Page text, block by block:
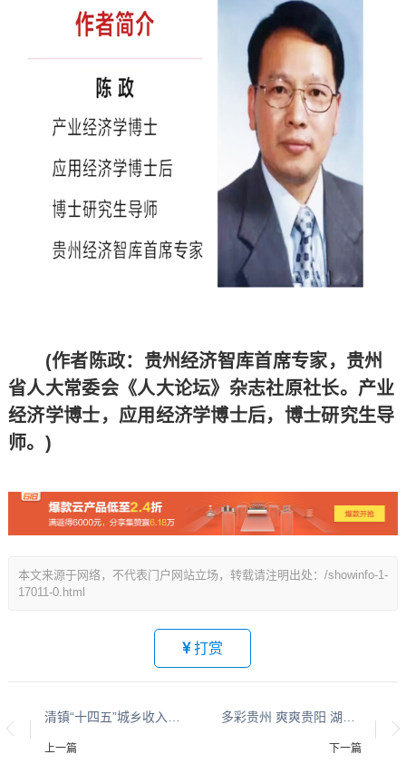
(作者陈政：贵州经济智库首席专家，贵州
省人大常委会《人大论坛》杂志社原社长。产业
经济学博士，应用经济学博士后，博士研究生导
师。)
本文来源于网络，不代表门户网站立场，转载请注明出处：/showinfo-1-
17011-0.html
打赏
上一篇 下一篇